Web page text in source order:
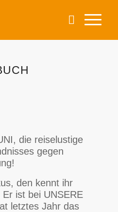
die reiselustige
gegen
den kennt ihr
ist bei UNSERE
letztes Jahr das